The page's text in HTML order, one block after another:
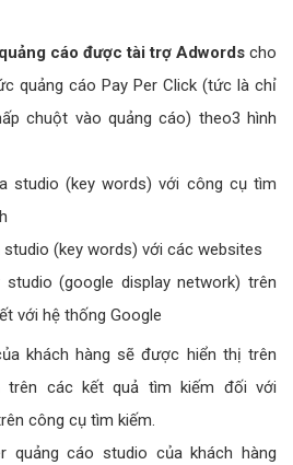
quảng cáo được tài trợ Adwords cho
quảng cáo Pay Per Click (tức là chỉ
chuột vào quảng cáo) theo3 hình
studio (key words) với công cụ tìm
(key words) với các websites
studio (google display network) trên
với hệ thống Google
khách hàng sẽ được hiển thị trên
trên các kết quả tìm kiếm đối với
công cụ tìm kiếm.
quảng cáo studio của khách hàng